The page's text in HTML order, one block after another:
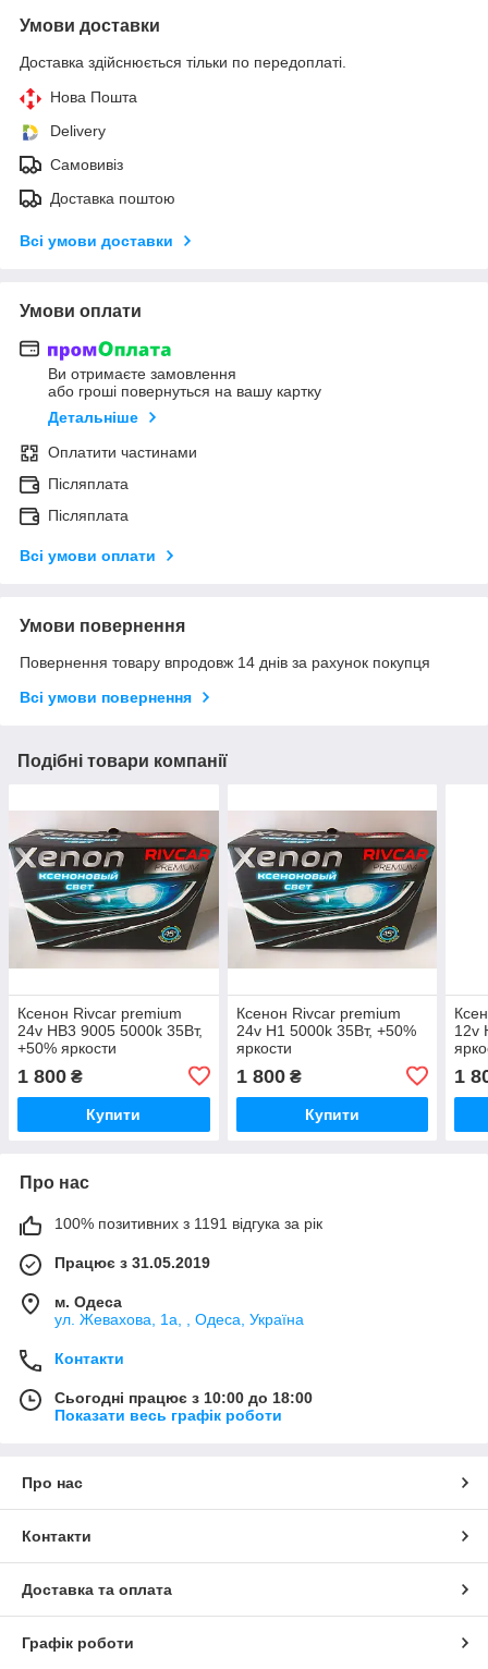
Умови доставки
Доставка здійснюється тільки по передоплаті.
Нова Пошта
Delivery
Самовивіз
Доставка поштою
Всі умови доставки
Умови оплати
Ви отримаєте замовлення
або гроші повернуться на вашу картку
Детальніше
Оплатити частинами
Післяплата
Післяплата
Всі умови оплати
Умови повернення
Повернення товару впродовж 14 днів за рахунок покупця
Всі умови повернення
Подібні товари компанії
Ксенон Rivcar premium
24v HB3 9005 5000k 35Вт,
+50% яркости
1 800 ₴
Купити
Ксенон Rivcar premium
24v H1 5000k 35Вт, +50%
яркости
1 800₴
Купити
12v
1
Про нас
100% позитивних з 1191 відгука за рік
Працює з 31.05.2019
м. Одеса
ул. Жевахова, 1a, , Одеса, Україна
Контакти
Сьогодні працює з 10:00 до 18:00
Показати весь графік роботи
Про нас
Контакти
Доставка та оплата
Графік роботи